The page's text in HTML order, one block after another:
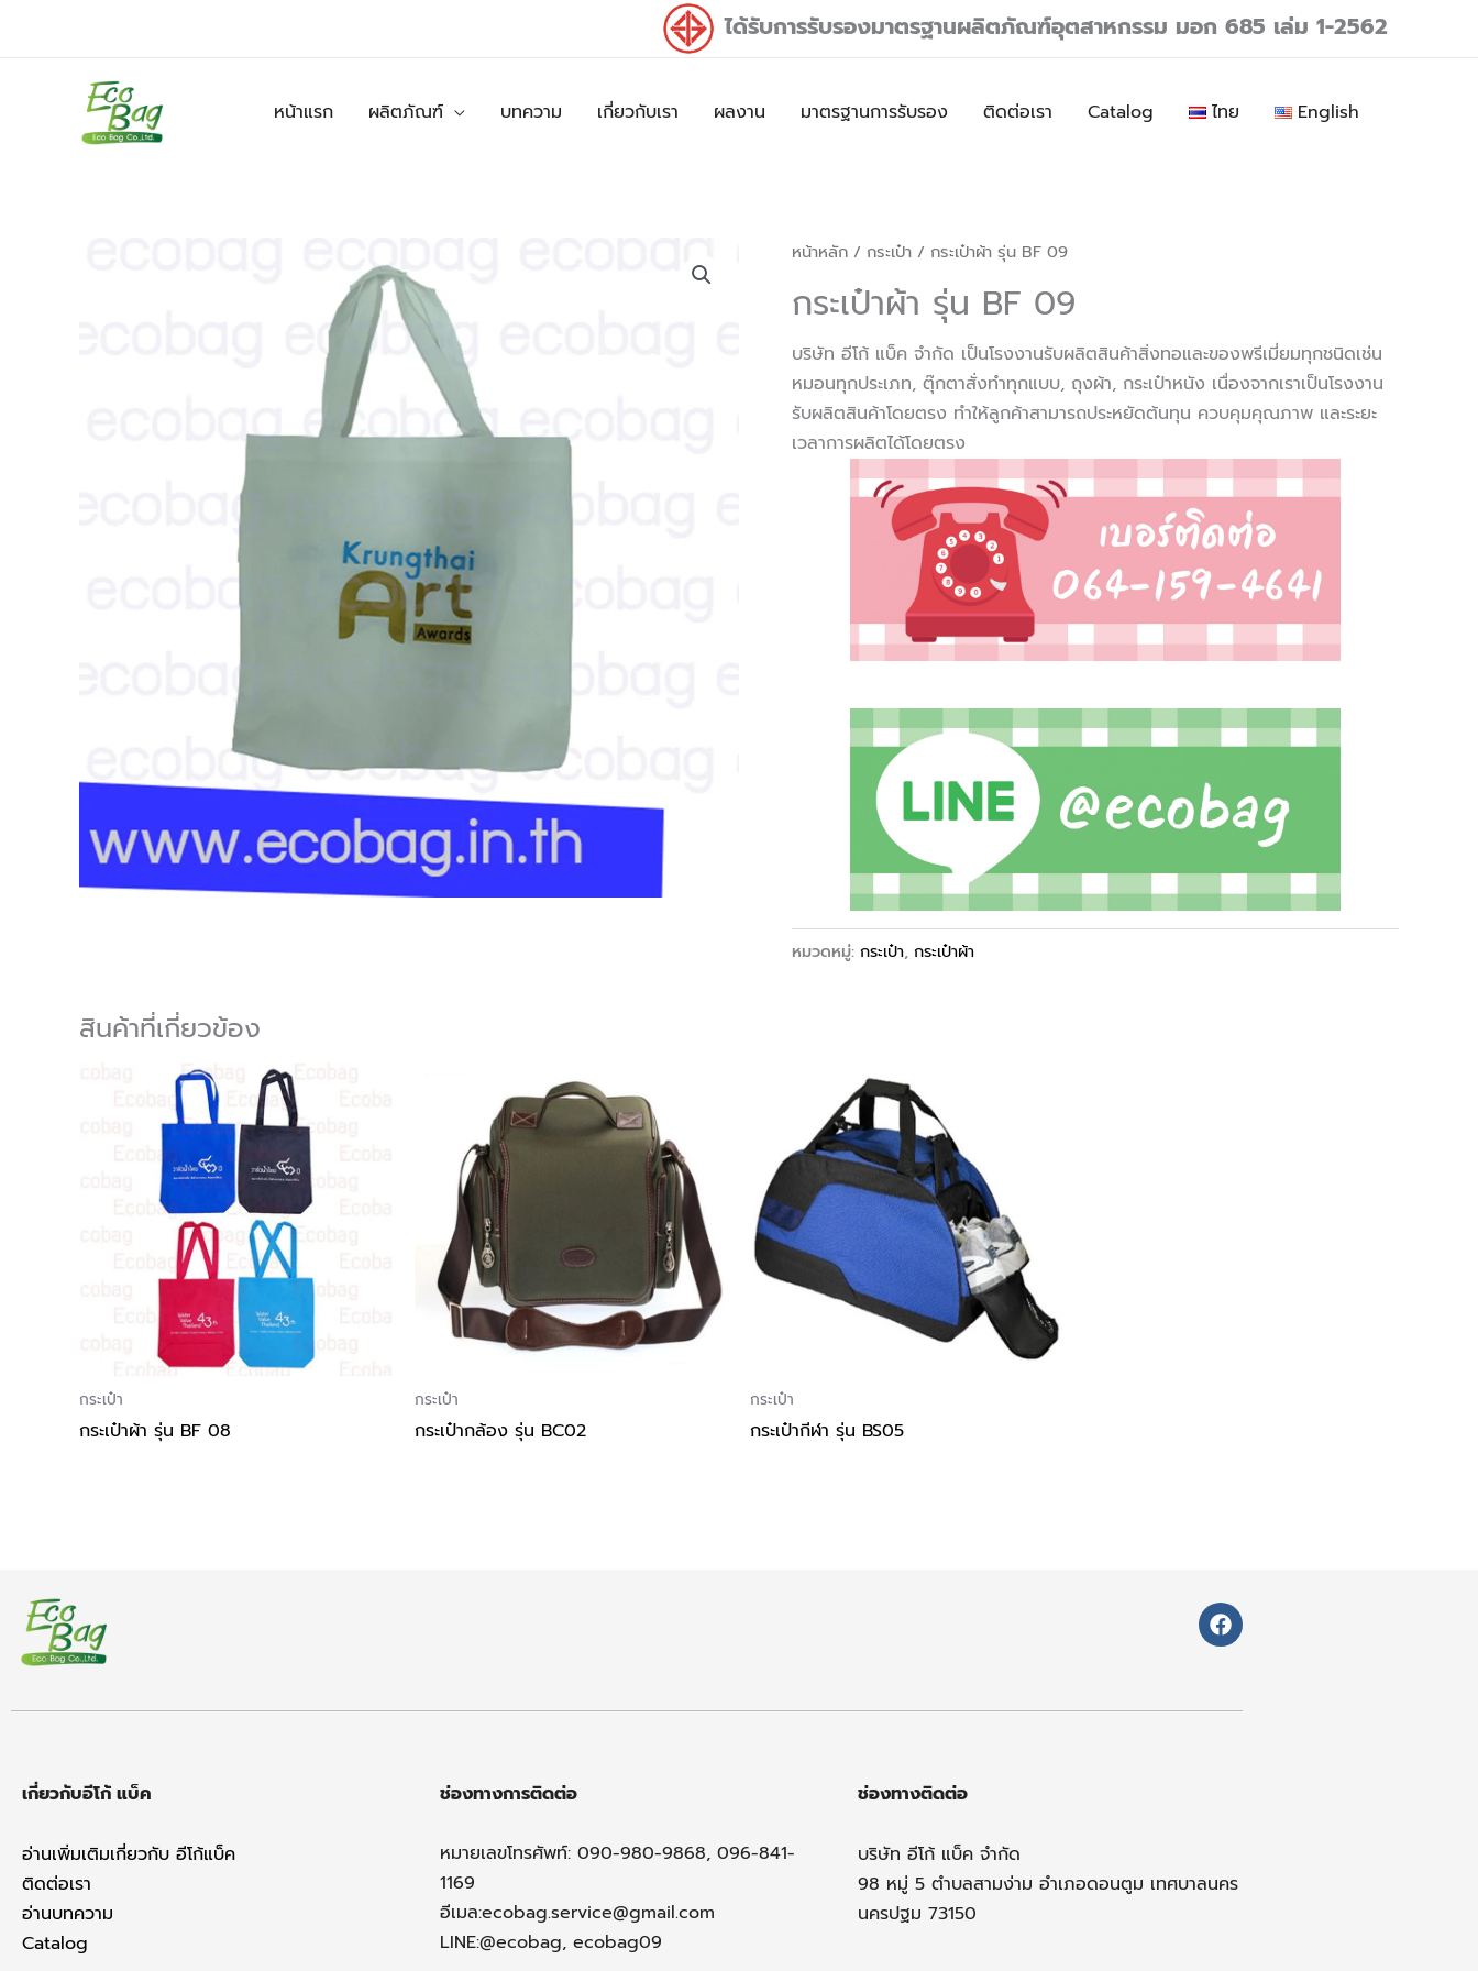
ได้รับการรับรองมาตรฐานผลิตภัณฑ์อุตสาหกรรม มอก 685 เล่ม 1-2562
หน้าแรก ผลิตภัณฑ์ บทความ เกี่ยวกับเรา ผลงาน มาตรฐานการรับรอง ติดต่อเรา Catalog ไทย English
หน้าหลัก / กระเป๋า / กระเป๋าผ้า รุ่น BF 09
กระเป๋าผ้า รุ่น BF 09
บริษัท อีโก้ แบ็ค จำกัด เป็นโรงงานรับผลิตสินค้าสิ่งทอและของพรีเมี่ยมทุกชนิดเช่น
หมอนทุกประเภท, ตุ๊กตาสั่งทำทุกแบบ, ถุงผ้า, กระเป๋าหนัง เนื่องจากเราเป็นโรงงาน
รับผลิตสินค้าโดยตรง ทำให้ลูกค้าสามารถประหยัดต้นทุน ควบคุมคุณภาพ และระยะ
เวลาการผลิตได้โดยตรง
หมวดหมู่: กระเป๋า, กระเป๋าผ้า
สินค้าที่เกี่ยวข้อง
กระเป๋า
กระเป๋าผ้า รุ่น BF 08
กระเป๋า
กระเป๋ากล้อง รุ่น BC02
กระเป๋า
กระเป๋ากีฬา รุ่น BS05
a
c
e
o
เกี่ยวกับอีโก้ แบ็ค
อ่านเพิ่มเติมเกี่ยวกับ อีโก้แบ็ค
ติดต่อเรา
อ่านบทความ
Catalog
ช่องทางการติดต่อ
หมายเลขโทรศัพท์: 090-980-9868, 096-841-
1169
อีเมล:ecobag.service@gmail.com
LINE:@ecobag, ecobag09
ช่องทางติดต่อ
บริษัท อีโก้ แบ็ค จำกัด
98 หมู่ 5 ตำบลสามง่าม อำเภอดอนตูม เทศบาลนคร
นครปฐม 73150